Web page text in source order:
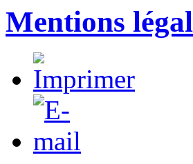
Mentions